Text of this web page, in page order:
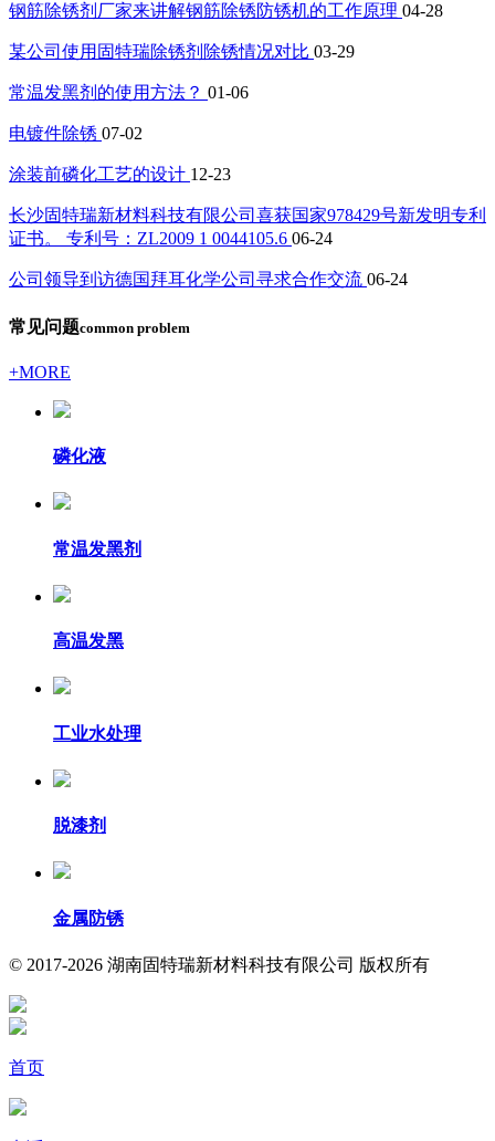
钢筋除锈剂厂家来讲解钢筋除锈防锈机的工作原理 04-28
某公司使用固特瑞除锈剂除锈情况对比 03-29
常温发黑剂的使用方法？ 01-06
电镀件除锈 07-02
涂装前磷化工艺的设计 12-23
长沙固特瑞新材料科技有限公司喜获国家978429号新发明专利
证书。 专利号：ZL2009 1 0044105.6 06-24
公司领导到访德国拜耳化学公司寻求合作交流 06-24
常见问题common problem
+MORE
磷化液
常温发黑剂
高温发黑
工业水处理
脱漆剂
金属防锈
© 2017-2026 湖南固特瑞新材料科技有限公司 版权所有
首页